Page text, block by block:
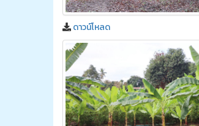
ดาวน์โหลด